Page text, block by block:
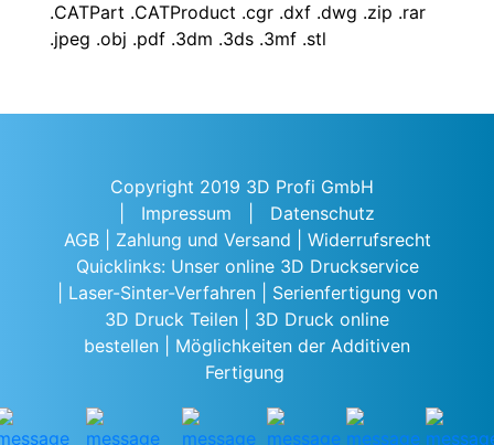
.CATPart .CATProduct .cgr .dxf .dwg .zip .rar
.jpeg .obj .pdf .3dm .3ds .3mf .stl
Copyright 2019 3D Profi GmbH
Impressum
Datenschutz
AGB| Zahlung und Versand
Widerrufsrecht
Quicklinks: Unser online 3D Druckservice
Laser-Sinter-Verfahren| Serienfertigung von
3D Druck Teilen
3D Druck online
bestellen
Möglichkeiten der Additiven
Fertigung